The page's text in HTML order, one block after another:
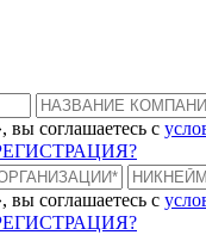
вы соглашаетесь с
вы соглашаетесь с